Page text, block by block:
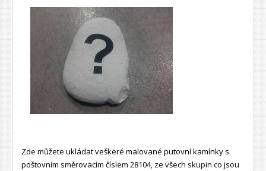
Zde můžete ukládat veškeré malované putovní kamínky s
poštovním směrovacím číslem 28104, ze všech skupin co jsou